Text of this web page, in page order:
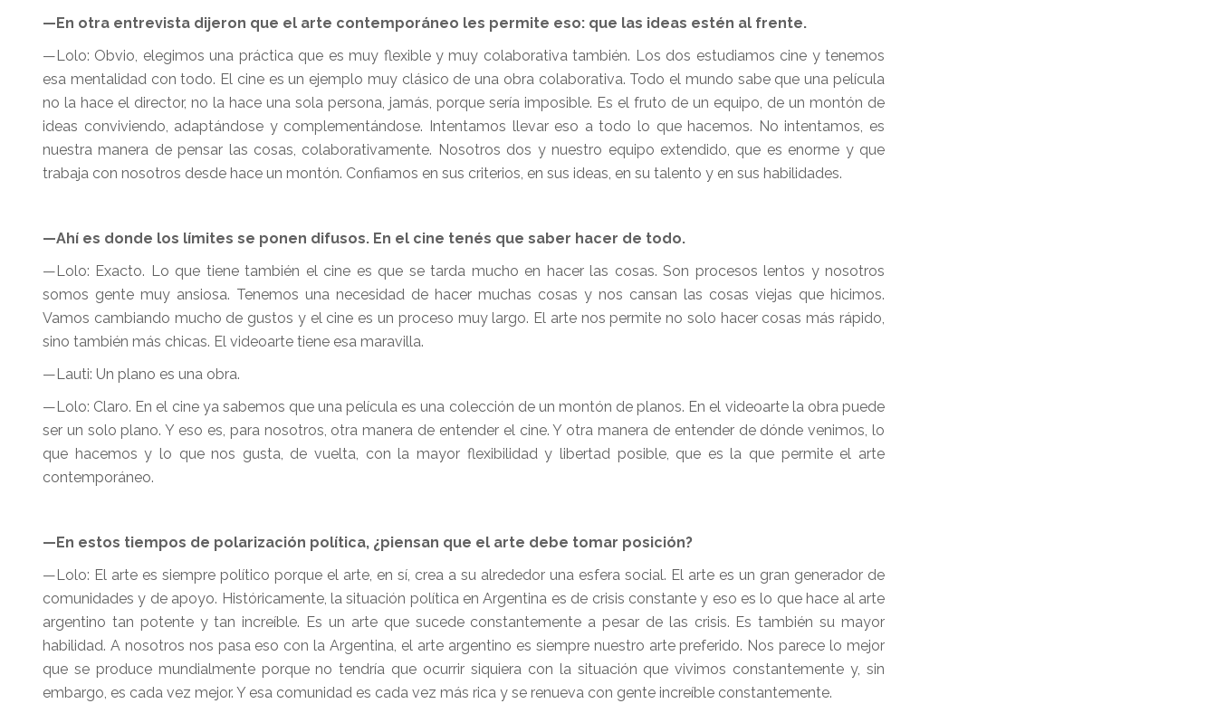
—En otra entrevista dijeron que el arte contemporáneo les permite eso: que las ideas estén al frente.
—Lolo: Obvio, elegimos una práctica que es muy flexible y muy colaborativa también. Los dos estudiamos cine y tenemos
esa mentalidad con todo. El cine es un ejemplo muy clásico de una obra colaborativa. Todo el mundo sabe que una película
no la hace el director, no la hace una sola persona, jamás, porque sería imposible. Es el fruto de un equipo, de un montón de
ideas conviviendo, adaptándose y complementándose. Intentamos llevar eso a todo lo que hacemos. No intentamos, es
nuestra manera de pensar las cosas, colaborativamente. Nosotros dos y nuestro equipo extendido, que es enorme y que
trabaja con nosotros desde hace un montón. Confiamos en sus criterios, en sus ideas, en su talento y en sus habilidades.
—Ahí es donde los límites se ponen difusos. En el cine tenés que saber hacer de todo.
—Lolo: Exacto. Lo que tiene también el cine es que se tarda mucho en hacer las cosas. Son procesos lentos y nosotros
somos gente muy ansiosa. Tenemos una necesidad de hacer muchas cosas y nos cansan las cosas viejas que hicimos.
Vamos cambiando mucho de gustos y el cine es un proceso muy largo. El arte nos permite no solo hacer cosas más rápido,
sino también más chicas. El videoarte tiene esa maravilla.
—Lauti: Un plano es una obra.
—Lolo: Claro. En el cine ya sabemos que una película es una colección de un montón de planos. En el videoarte la obra puede
ser un solo plano. Y eso es, para nosotros, otra manera de entender el cine. Y otra manera de entender de dónde venimos, lo
que hacemos y lo que nos gusta, de vuelta, con la mayor flexibilidad y libertad posible, que es la que permite el arte
contemporáneo.
—En estos tiempos de polarización política, ¿piensan que el arte debe tomar posición?
—Lolo: El arte es siempre político porque el arte, en sí, crea a su alrededor una esfera social. El arte es un gran generador de
comunidades y de apoyo. Históricamente, la situación política en Argentina es de crisis constante y eso es lo que hace al arte
argentino tan potente y tan increíble. Es un arte que sucede constantemente a pesar de las crisis. Es también su mayor
habilidad. A nosotros nos pasa eso con la Argentina, el arte argentino es siempre nuestro arte preferido. Nos parece lo mejor
que se produce mundialmente porque no tendría que ocurrir siquiera con la situación que vivimos constantemente y, sin
embargo, es cada vez mejor. Y esa comunidad es cada vez más rica y se renueva con gente increíble constantemente.